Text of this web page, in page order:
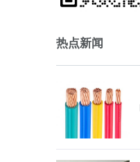
热点新闻